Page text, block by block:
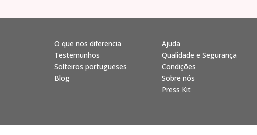
O que nos diferencia
Testemunhos
Solteiros portugueses
Blog
Ajuda
Qualidade e Segurança
Condições
Sobre nós
Press Kit